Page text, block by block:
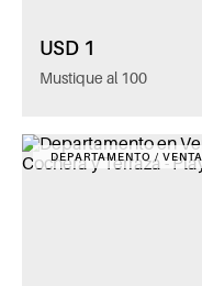
USD 1
Mustique al 100
DEPARTAMENTO / VENTA